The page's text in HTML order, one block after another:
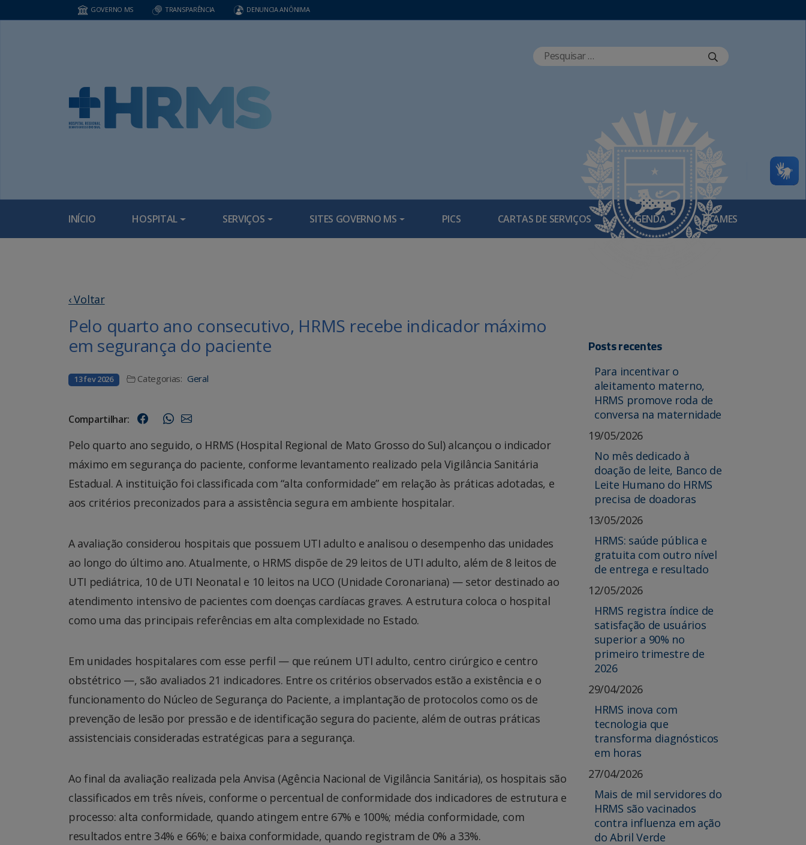
GOVERNO MS TRANSPARÊNCIA DENUNCIA ANÔNIMA
INÍCIO HOSPITAL SERVIÇOS SITES GOVERNO MS PICS CARTAS DE SERVIÇOS AGENDA EXAMES
‹ Voltar
Pelo quarto ano consecutivo, HRMS recebe indicador máximo
em segurança do paciente
13 fev 2026 Categorias: Geral
Compartilhar:
Pelo quarto ano seguido, o HRMS (Hospital Regional de Mato Grosso do Sul) alcançou o indicador
máximo em segurança do paciente, conforme levantamento realizado pela Vigilância Sanitária
Estadual. A instituição foi classificada com “alta conformidade” em relação às práticas adotadas, e
aos critérios preconizados para a assistência segura em ambiente hospitalar.
A avaliação considerou hospitais que possuem UTI adulto e analisou o desempenho das unidades
ao longo do último ano. Atualmente, o HRMS dispõe de 29 leitos de UTI adulto, além de 8 leitos de
UTI pediátrica, 10 de UTI Neonatal e 10 leitos na UCO (Unidade Coronariana) — setor destinado ao
atendimento intensivo de pacientes com doenças cardíacas graves. A estrutura coloca o hospital
como uma das principais referências em alta complexidade no Estado.
Em unidades hospitalares com esse perfil — que reúnem UTI adulto, centro cirúrgico e centro
obstétrico —, são avaliados 21 indicadores. Entre os critérios observados estão a existência e o
funcionamento do Núcleo de Segurança do Paciente, a implantação de protocolos como os de
prevenção de lesão por pressão e de identificação segura do paciente, além de outras práticas
assistenciais consideradas estratégicas para a segurança.
Ao final da avaliação realizada pela Anvisa (Agência Nacional de Vigilância Sanitária), os hospitais são
classificados em três níveis, conforme o percentual de conformidade dos indicadores de estrutura e
processo: alta conformidade, quando atingem entre 67% e 100%; média conformidade, com
resultados entre 34% e 66%; e baixa conformidade, quando registram de 0% a 33%.
Posts recentes
Para incentivar o
aleitamento materno,
HRMS promove roda de
conversa na maternidade
19/05/2026
No mês dedicado à
doação de leite, Banco de
Leite Humano do HRMS
precisa de doadoras
13/05/2026
HRMS: saúde pública e
gratuita com outro nível
de entrega e resultado
12/05/2026
HRMS registra índice de
satisfação de usuários
superior a 90% no
primeiro trimestre de
2026
29/04/2026
HRMS inova com
tecnologia que
transforma diagnósticos
em horas
27/04/2026
Mais de mil servidores do
HRMS são vacinados
contra influenza em ação
do Abril Verde